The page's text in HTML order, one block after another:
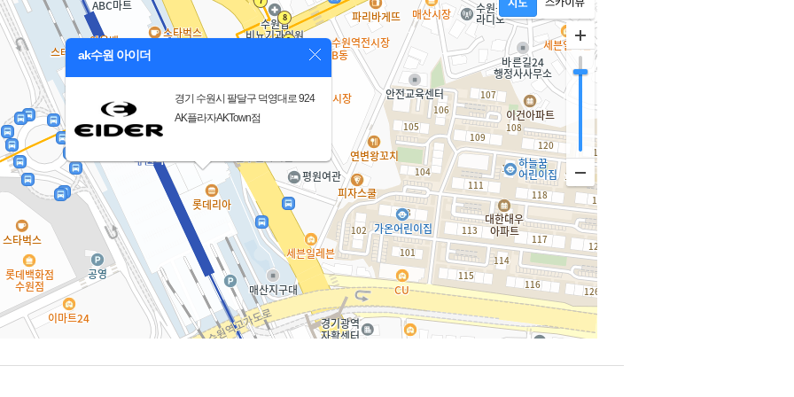
ak수원 아이더
경기 수원시 팔달구 덕영대로 924
AK플라자AKTown점